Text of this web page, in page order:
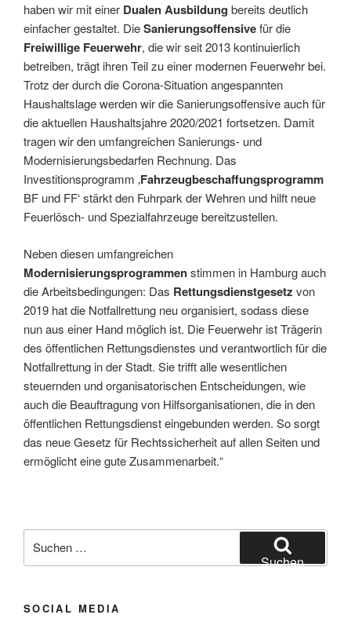
haben wir mit einer Dualen Ausbildung bereits deutlich
einfacher gestaltet. DieSanierungsoffensivefür die
Freiwillige Feuerwehr, die wir seit 2013 kontinuierlich
betreiben, trägt ihren Teil zu einer modernen Feuerwehr bei.
Trotz der durch die Corona-Situation angespannten
Haushaltslage werden wir die Sanierungsoffensive auch für
die aktuellen Haushaltsjahre 2020/2021 fortsetzen. Damit
tragen wir den umfangreichen Sanierungs- und
Modernisierungsbedarfen Rechnung. Das
Investitionsprogramm ‚Fahrzeugbeschaffungsprogramm
BF und FF‘ stärkt den Fuhrpark der Wehren und hilft neue
Feuerlösch- und Spezialfahrzeuge bereitzustellen.
Neben diesen umfangreichen
Modernisierungsprogrammenstimmen in Hamburg auch
die Arbeitsbedingungen: Das Rettungsdienstgesetz von
2019 hat die Notfallrettung neu organisiert, sodass diese
nun aus einer Hand möglich ist. Die Feuerwehr ist Trägerin
des öffentlichen Rettungsdienstes und verantwortlich für die
Notfallrettung in der Stadt. Sie trifft alle wesentlichen
steuernden und organisatorischen Entscheidungen, wie
auch die Beauftragung von Hilfsorganisationen, die in den
öffentlichen Rettungsdienst eingebunden werden. So sorgt
das neue Gesetz für Rechtssicherheit auf allen Seiten und
ermöglicht eine gute Zusammenarbeit.“
nach:
Suchen
SOCIAL MEDIA